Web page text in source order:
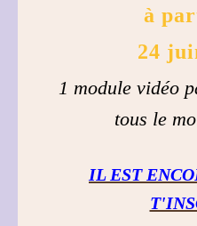
à
24
1 module vidéo
tous le
IL EST